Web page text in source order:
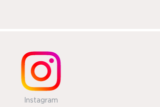
Instagram